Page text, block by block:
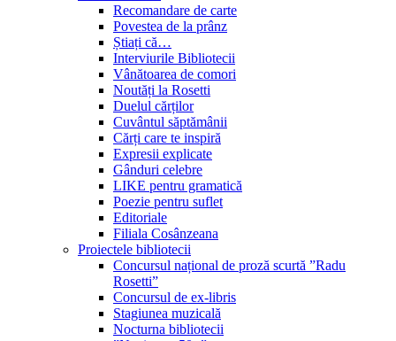
Recomandare de carte
Povestea de la prânz
Știați că…
Interviurile Bibliotecii
Vânătoarea de comori
Noutăți la Rosetti
Duelul cărților
Cuvântul săptămânii
Cărți care te inspiră
Expresii explicate
Gânduri celebre
LIKE pentru gramatică
Poezie pentru suflet
Editoriale
Filiala Cosânzeana
Proiectele bibliotecii
Concursul național de proză scurtă ”Radu
Rosetti”
Concursul de ex-libris
Stagiunea muzicală
Nocturna bibliotecii